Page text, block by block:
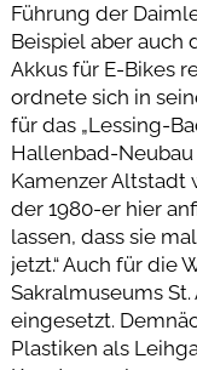
Führung der
Beispiel aber auch
Akkus für E-Bikes
ordnete sich in
für das „Lessing-
Hallenbad-
Kamenzer Altstadt
der 1980-er hier
lassen, dass sie
jetzt.“ Auch für die
Sakralmuseums
eingesetzt.
Plastiken als